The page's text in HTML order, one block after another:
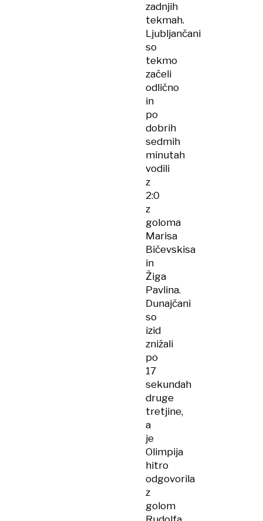
zadnjih
tekmah.
Ljubljančani
so
tekmo
začeli
odlično
in
po
dobrih
sedmih
minutah
vodili
z
2:0
z
goloma
Marisa
Bičevskisa
in
Žiga
Pavlina.
Dunajčani
so
izid
znižali
po
17
sekundah
druge
tretjine,
a
je
Olimpija
hitro
odgovorila
z
golom